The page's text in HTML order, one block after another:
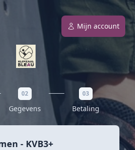
Mijn account
02
Gegevens
03
Betaling
- KVB3+